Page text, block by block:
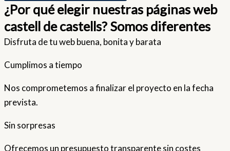
¿Por qué elegir nuestras páginas web
castell de castells? Somos diferentes
Disfruta de tu web buena, bonita y barata
Cumplimos a tiempo
Nos comprometemos a finalizar el proyecto en la fecha
prevista.
Sin sorpresas
Ofrecemos un presupuesto transparente sin costes